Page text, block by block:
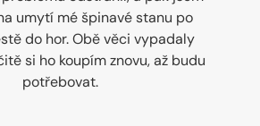
umytí mé špinavé stanu po
do hor. Obě věci vypadaly
si ho koupím znovu, až budu
potřebovat.